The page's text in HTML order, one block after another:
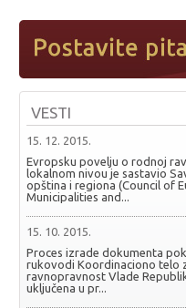
VESTI
15. 12. 2015.
Evropsku povelju o rodnoj
lokalnom nivou je sastavio
opština i regiona (Council of
Municipalities and...
15. 10. 2015.
Proces izrade dokumenta
rukovodi Koordinaciono telo
ravnopravnost Vlade
uključena u pr...